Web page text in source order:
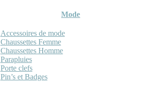
Mode
Accessoires de mode
Chaussettes Femme
Chaussettes Homme
Parapluies
Porte clefs
Pin’s et Badges